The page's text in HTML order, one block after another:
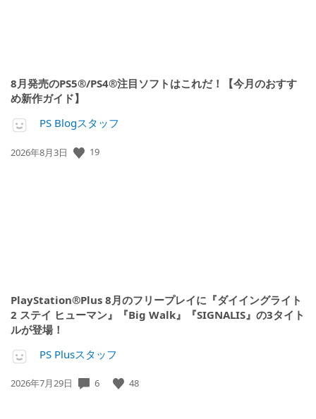
8月発売のPS5®/PS4®注目ソフトはこれだ！【今月のおすす
め新作ガイド】
PS Blogスタッフ
公
2026年8月3日 19
PlayStation®Plus 8月のフリープレイに『ダイイングライト
2 ステイ ヒューマン』『Big Walk』『SIGNALIS』の3タイト
ルが登場！
PS Plusスタッフ
公
2026年7月29日 6 48